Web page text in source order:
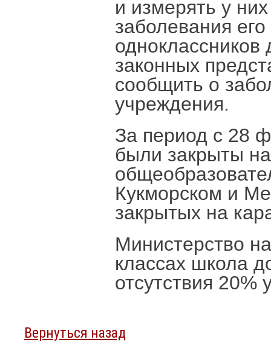
и измерять у
заболевания
законных
сообщить о
учреждения.
За период с 28
были закрыты
Кукморском и
закрытых на
Министерство
классах школа
отсутствия 20%
Вернуться назад